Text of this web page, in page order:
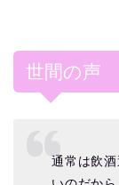
世間の声
通常は飲